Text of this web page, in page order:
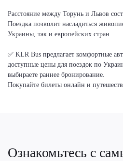
Расстояние между Торунь и Львов
Поездка позволит насладиться
Украины, так и европейских стран.
✅ KLR Bus предлагает комфортные
доступные цены для поездок по
выбираете раннее бронирование.
Покупайте билеты онлайн и
Ознакомьтесь с